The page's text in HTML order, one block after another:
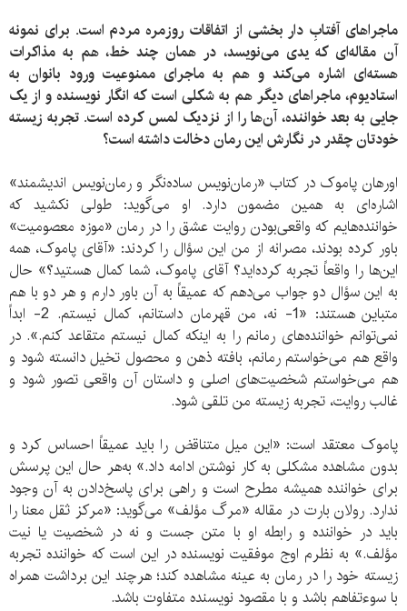
ماجراهای آفتابِ دار بخشی از اتفاقات روزمره مردم است. برای نمونه
آن مقاله‌ای که یدی می‌نویسد، در همان چند خط، هم به مذاکرات
هسته‌ای اشاره می‌کند و هم به ماجرای ممنوعیت ورود بانوان به
استادیوم، ماجراهای دیگر هم به شکلی است که انگار نویسنده و از یک
جایی به بعد خواننده، آن‌ها را از نزدیک لمس کرده است. تجربه زیسته
خودتان چقدر در نگارش این رمان دخالت داشته است؟
اورهان پاموک در کتاب «رمان‌نویس ساده‌نگر و رمان‌نویس اندیشمند»
اشاره‌ای به همین مضمون دارد. او می‌گوید: طولی نکشید که
خواننده‌هایم که واقعی‌بودن روایت عشق را در رمان «موزه معصومیت»
باور کرده بودند، مصرانه از من این سؤال را کردند: «آقای پاموک، همه
این‌ها را واقعاً تجربه کرده‌اید؟ آقای پاموک، شما کمال هستید؟» حال
به این سؤال دو جواب می‌دهم که عمیقاً به آن باور دارم و هر دو با هم
متباین‌
هستند: «1- نه، من قهرمان داستانم، کمال نیستم. 2- ابداً
نمی‌توانم خواننده‌های رمانم را به اینکه کمال نیستم متقاعد کنم.». در
واقع هم می‌خواستم رمانم، بافته ذهن و محصول تخیل دانسته شود و
هم می‌خواستم شخصیت‌های اصلی و داستان آن واقعی تصور شود و
غالب روایت، تجربه زیسته من تلقی شود.
پاموک معتقد است: «این میل متناقض را باید عمیقاً احساس کرد و
بدون مشاهده مشکلی به کار نوشتن ادامه داد.» به‌هر حال این پرسش
برای خواننده همیشه مطرح است و راهی برای پاسخ‌دادن به آن وجود
ندارد. رولان بارت در مقاله «مرگ مؤلف» می‌گوید: «مرکز ثقل معنا را
باید در خواننده و رابطه او با متن جست و نه در شخصیت یا نیت
مؤلف.» به نظرم اوج موفقیت نویسنده در این است که خواننده تجربه
زیسته خود را در رمان به عینه مشاهده کند؛ هرچند این برداشت همراه
با سوءتفاهم باشد و با مقصود نویسنده متفاوت باشد.